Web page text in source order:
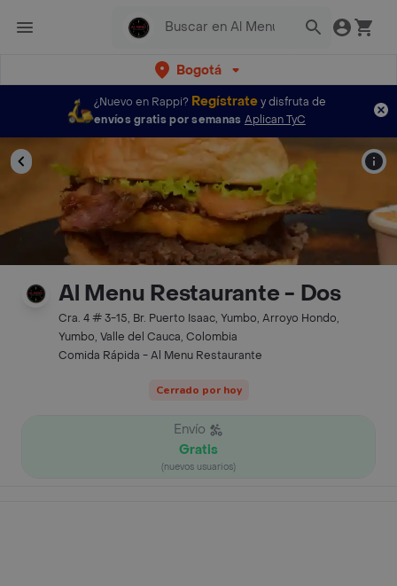
Bogotá
¿Nuevo en Rappi? Regístratey disfruta de
envíos gratis por semanas Aplican TyC
Al Menu Restaurante - Dos
Cra. 4 # 3-15, Br. Puerto Isaac, Yumbo, Arroyo Hondo,
Yumbo, Valle del Cauca, Colombia
Comida Rápida - Al Menu Restaurante
Cerrado por hoy
Envío
Gratis
(nuevos usuarios)